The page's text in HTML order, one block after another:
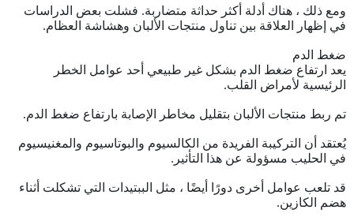
ومع ذلك ، هناك أدلة أكثر حداثة متضاربة. فشلت بعض الدراسات
في إظهار العلاقة بين تناول منتجات الألبان وهشاشة العظام.
ضغط الدم
يعد ارتفاع ضغط الدم بشكل غير طبيعي أحد عوامل الخطر
الرئيسية لأمراض القلب.
تم ربط منتجات الألبان بتقليل مخاطر الإصابة بارتفاع ضغط الدم.
يُعتقد أن التركيبة الفريدة من الكالسيوم والبوتاسيوم والمغنيسيوم
في الحليب مسؤولة عن هذا التأثير.
قد تلعب عوامل أخرى دورًا أيضًا ، مثل الببتيدات التي تشكلت أثناء
هضم الكازين.